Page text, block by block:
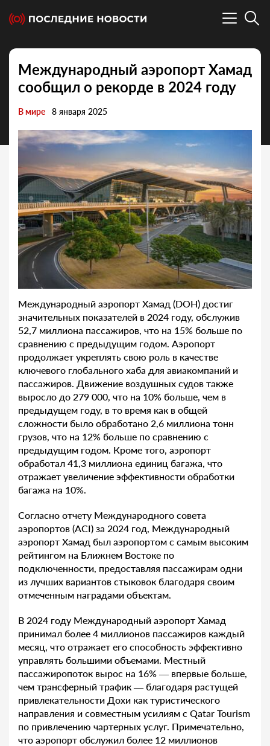
Международный аэропорт Хамад
сообщил о рекорде в 2024 году
В мире 8 января 2025
Международный аэропорт Хамад (DOH) достиг
значительных показателей в 2024 году, обслужив
52,7 миллиона пассажиров, что на 15% больше по
сравнению с предыдущим годом. Аэропорт
продолжает укреплять свою роль в качестве
ключевого глобального хаба для авиакомпаний и
пассажиров. Движение воздушных судов также
выросло до 279 000, что на 10% больше, чем в
предыдущем году, в то время как в общей
сложности было обработано 2,6 миллиона тонн
грузов, что на 12% больше по сравнению с
предыдущим годом. Кроме того, аэропорт
обработал 41,3 миллиона единиц багажа, что
отражает увеличение эффективности обработки
багажа на 10%.
Согласно отчету Международного совета
аэропортов (ACI) за 2024 год, Международный
аэропорт Хамад был аэропортом с самым высоким
рейтингом на Ближнем Востоке по
подключенности, предоставляя пассажирам одни
из лучших вариантов стыковок благодаря своим
отмеченным наградами объектам.
В 2024 году Международный аэропорт Хамад
принимал более 4 миллионов пассажиров каждый
месяц, что отражает его способность эффективно
управлять большими объемами. Местный
пассажиропоток вырос на 16% — впервые больше,
чем трансферный трафик — благодаря растущей
привлекательности Дохи как туристического
направления и совместным усилиям с Qatar Tourism
по привлечению чартерных услуг. Примечательно,
что аэропорт обслужил более 12 миллионов